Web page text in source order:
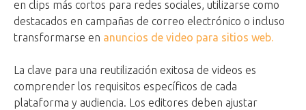
en clips más cortos para redes sociales, utilizarse como
destacados en campañas de correo electrónico o incluso
transformarse en anuncios de video para sitios web.
La clave para una reutilización exitosa de videos es
comprender los requisitos específicos de cada
plataforma y audiencia. Los editores deben ajustar